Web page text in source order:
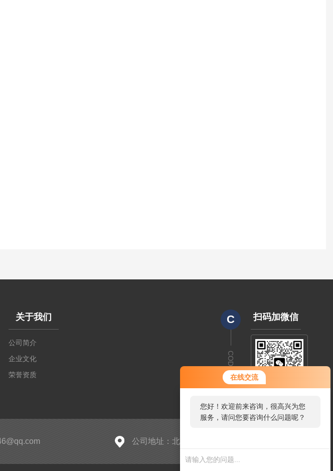
在线交流
您好！欢迎前来咨询，很高兴为您
服务，请问您要咨询什么问题呢？
关于我们
公司简介
企业文化
荣誉资质
C
CODE
扫码加微信
公司地址：北京市朝阳区中东路398号